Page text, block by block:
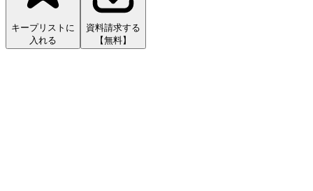
キープリストに
入れる
資料請求する
【無料】